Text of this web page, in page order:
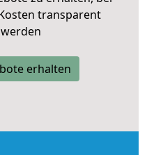
transparent
erhalten